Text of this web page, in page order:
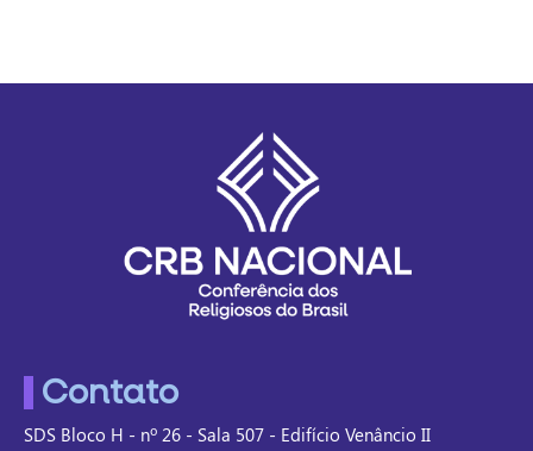
Contato
SDS Bloco H - nº 26 - Sala 507 - Edifício Venâncio II